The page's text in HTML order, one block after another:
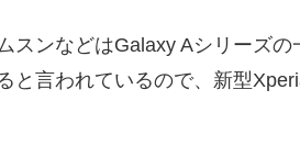
スンなどはGalaxy Aシリーズ
と言われているので、新型